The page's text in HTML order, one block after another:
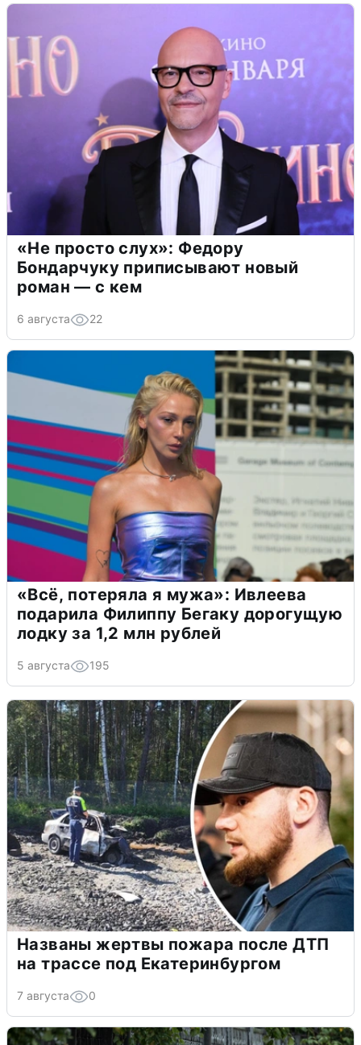
«Не просто слух»: Федору
Бондарчуку приписывают новый
роман — с кем
6 августа 22
«Всё, потеряла я мужа»: Ивлеева
подарила Филиппу Бегаку дорогущую
лодку за 1,2 млн рублей
5 августа 195
Названы жертвы пожара после ДТП
на трассе под Екатеринбургом
7 августа 0